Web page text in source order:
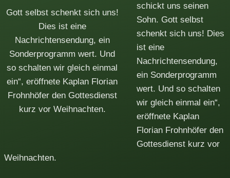
Gott selbst schenkt sich uns!
Dies ist eine
Nachrichtensendung, ein
Sonderprogramm wert. Und
so schalten wir gleich einmal
ein“, eröffnete Kaplan Florian
Frohnhöfer den Gottesdienst
kurz vor Weihnachten.
schickt uns seinen
Sohn. Gott selbst
schenkt sich uns! Dies
ist eine
Nachrichtensendung,
ein Sonderprogramm
wert. Und so schalten
wir gleich einmal ein“,
eröffnete Kaplan
Florian Frohnhöfer den
Gottesdienst kurz vor
Weihnachten.